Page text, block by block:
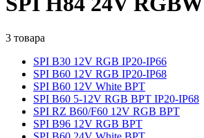
3 товара
SPI B30 12V RGB IP20-IP66
SPI B60 12V RGB IP20-IP68
SPI B60 12V White BPT
SPI B60 5-12V RGB BPT IP20-IP68
SPI RZ B60/F60 12V RGB BPT
SPI B96 12V RGB BPT